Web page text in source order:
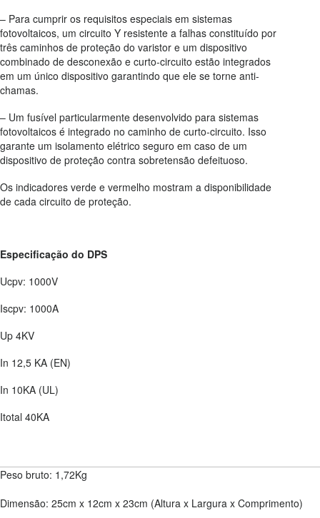
– Para cumprir os requisitos especiais em sistemas
fotovoltaicos, um circuito Y resistente a falhas constituído por
três caminhos de proteção do varistor e um dispositivo
combinado de desconexão e curto-circuito estão integrados
em um único dispositivo garantindo que ele se torne anti-
chamas.
– Um fusível particularmente desenvolvido para sistemas
fotovoltaicos é integrado no caminho de curto-circuito. Isso
garante um isolamento elétrico seguro em caso de um
dispositivo de proteção contra sobretensão defeituoso.
Os indicadores verde e vermelho mostram a disponibilidade
de cada circuito de proteção.
Especificação do DPS
Ucpv: 1000V
Iscpv: 1000A
Up 4KV
In 12,5 KA (EN)
In 10KA (UL)
Itotal 40KA
Peso bruto: 1,72Kg
Dimensão: 25cm x 12cm x 23cm (Altura x Largura x Comprimento)